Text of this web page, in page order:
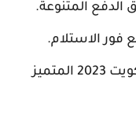
الدفع المتنوعة.
فور الاستلام.
فضلًا عن كود خصم نمشي الكويت 2023 المتميز